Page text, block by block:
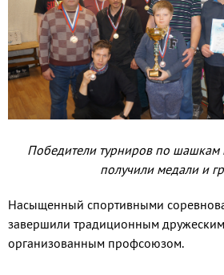
Победители турниров по шашкам
получили медали и
Насыщенный спортивными
завершили традиционным
организованным профсоюзом.